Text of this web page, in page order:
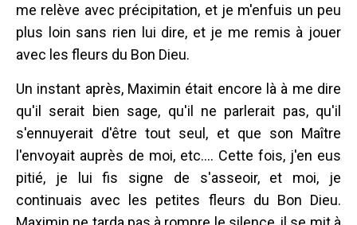
me relève avec précipitation, et je m'enfuis un peu
plus loin sans rien lui dire, et je me remis à jouer
avec les fleurs du Bon Dieu.
Un instant après, Maximin était encore là à me dire
qu'il serait bien sage, qu'il ne parlerait pas, qu'il
s'ennuyerait d'être tout seul, et que son Maître
l'envoyait auprès de moi, etc.... Cette fois, j'en eus
pitié, je lui fis signe de s'asseoir, et moi, je
continuais avec les petites fleurs du Bon Dieu.